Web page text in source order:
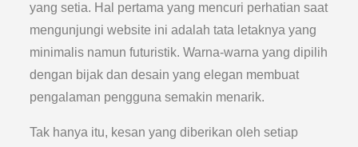
yang setia. Hal pertama yang mencuri perhatian saat
mengunjungi website ini adalah tata letaknya yang
minimalis namun futuristik. Warna-warna yang dipilih
dengan bijak dan desain yang elegan membuat
pengalaman pengguna semakin menarik.
Tak hanya itu, kesan yang diberikan oleh setiap